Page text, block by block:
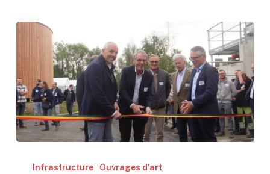
première
Infrastructure Ouvrages d'art